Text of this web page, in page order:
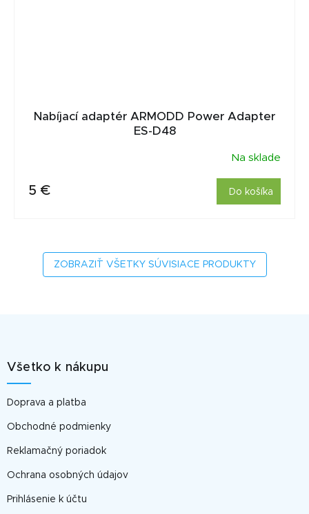
Nabíjací adaptér ARMODD Power Adapter
ES-D48
Na sklade
5 € Do košíka
ZOBRAZIŤ VŠETKY SÚVISIACE PRODUKTY
e
Všetko k nákupu
Doprava a platba
Obchodné podmienky
Reklamačný poriadok
Ochrana osobných údajov
Prihlásenie k účtu